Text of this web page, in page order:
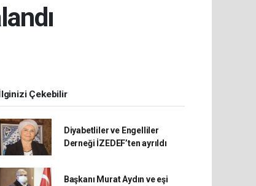
Çekebilir
Diyabetliler ve Engelliler
Derneği İZEDEF’ten ayrıldı
Başkanı Murat Aydın ve eşi